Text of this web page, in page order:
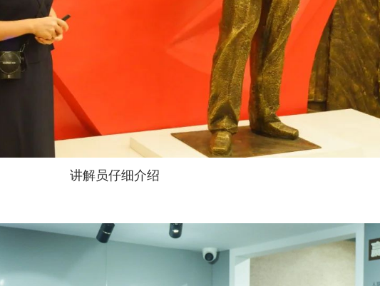
讲解员仔细介绍